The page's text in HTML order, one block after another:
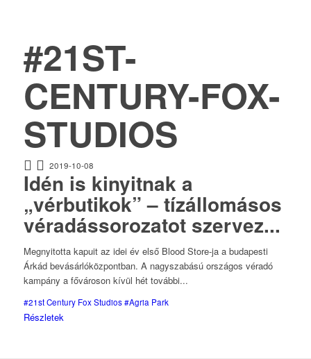
#21ST-
CENTURY-FOX-
STUDIOS
2019-10-08
Idén is kinyitnak a
„vérbutikok” – tízállomásos
véradássorozatot szervez...
Megnyitotta kapuit az idei év első Blood Store-ja a budapesti
Árkád bevásárlóközpontban. A nagyszabású országos véradó
kampány a fővároson kívül hét további...
#21st Century Fox Studios #Agria Park
Részletek